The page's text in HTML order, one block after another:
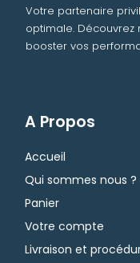
Votre partenaire
optimale.
booster vos
A Propos
Accueil
Qui sommes nous ?
Panier
Votre compte
Livraison et